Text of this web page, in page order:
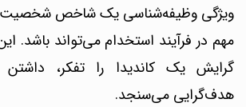
ویژگی وظیفه‌شناسی یک شاخص
مهم در فرآیند استخدام می‌تواند باشد.
گرایش یک کاندیدا را تفکر،
هدف‌گرایی می‌سنجد.